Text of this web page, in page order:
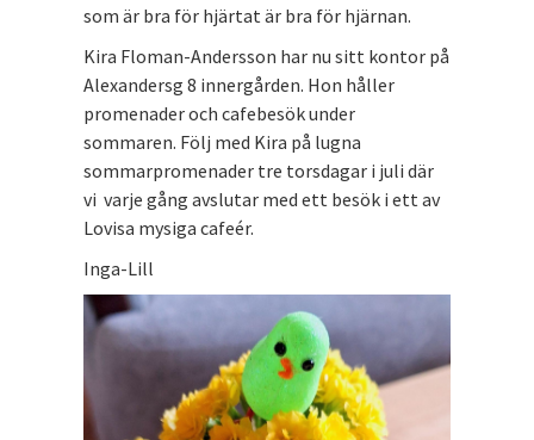
som är bra för hjärtat är bra för hjärnan.
Kira Floman-Andersson har nu sitt kontor på
Alexandersg 8 innergården. Hon håller
promenader och cafebesök under
sommaren. Följ med Kira på lugna
sommarpromenader tre torsdagar i juli där
vi varje gång avslutar med ett besök i ett av
Lovisa mysiga cafeér.
Inga-Lill